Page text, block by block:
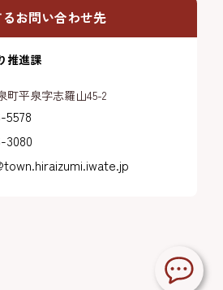
お問い合わせ先
推進課
町平泉字志羅山45-2
5578
3080